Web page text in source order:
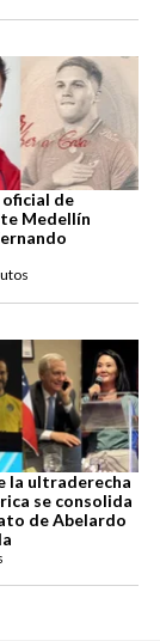
oficial de
Medellín
la ultraderecha
se consolida
de Abelardo